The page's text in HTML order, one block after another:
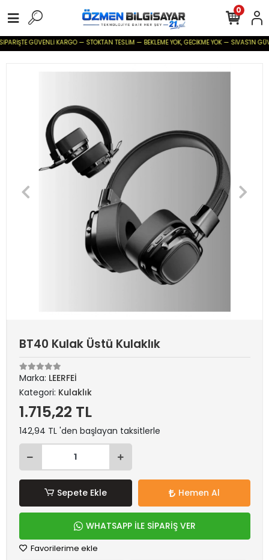
GÜVENLİ KARGO — STOKTAN TESLİM — BEKLEME YOK, GECİKME YOK — SİVAS'IN
0
BT40 Kulak Üstü Kulaklık
Marka: LEERFEİ
Kategori: Kulaklık
1.715,22 TL
142,94 TL 'den başlayan taksitlerle
Sepete Ekle Hemen Al
WHATSAPP İLE SİPARİŞ VER
Favorilerime ekle